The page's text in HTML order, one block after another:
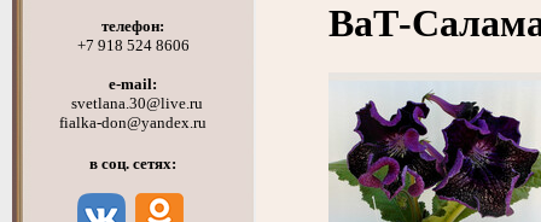
телефон:
+7 918 524 8606
e-mail:
svetlana.30@live.ru
fialka-don@yandex.ru
в соц. сетях:
ВаТ-